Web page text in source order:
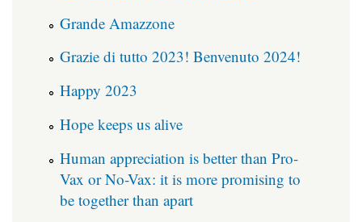
Grande Amazzone
Grazie di tutto 2023! Benvenuto 2024!
Happy 2023
Hope keeps us alive
Human appreciation is better than Pro-
Vax or No-Vax: it is more promising to
be together than apart